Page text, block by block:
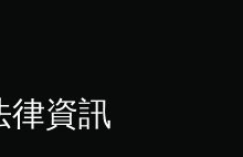
律資訊